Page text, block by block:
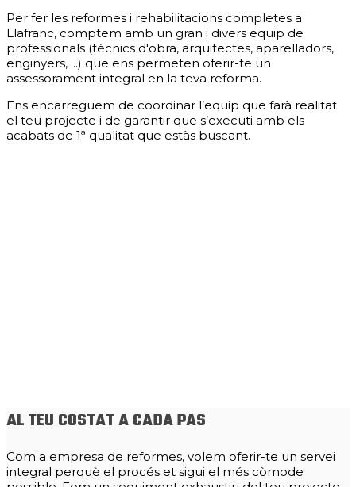
Per fer les reformes i rehabilitacions completes a
Llafranc, comptem amb un gran i divers equip de
professionals (tècnics d'obra, arquitectes, aparelladors,
enginyers, ...) que ens permeten oferir-te un
assessorament integral en la teva reforma.
Ens encarreguem de coordinar l’equip que farà realitat
el teu projecte i de garantir que s’executi amb els
acabats de 1ª qualitat que estàs buscant.
AL TEU COSTAT A CADA PAS
Com a empresa de reformes, volem oferir-te un servei
integral perquè el procés et sigui el més còmode